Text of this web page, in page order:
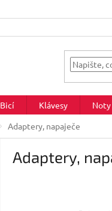
Bicí Klávesy Noty
Adaptery, napaječe
Adaptery,